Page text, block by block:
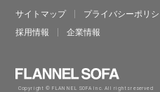
サイトマップ プライバシーポリ
採⽤情報
企業情報
Copyright © FLANNEL SOFA Inc. All rights reserved